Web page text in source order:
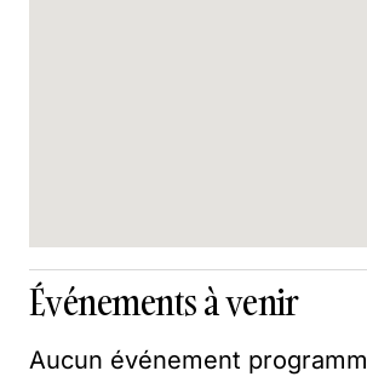
Événements à venir
Aucun événement